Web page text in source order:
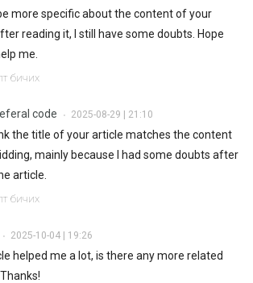
more specific about the content of your
reading it, I still have some doubts. Hope
me.
бичих
code • 2025-08-29 | 21:10
the title of your article matches the content
mainly because I had some doubts after
article.
бичих
• 2025-10-04 | 19:26
helped me a lot, is there any more related